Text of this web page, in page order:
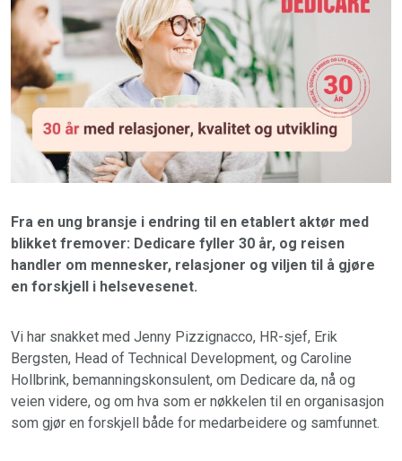
Fra en ung bransje i endring til en etablert aktør med
blikket fremover: Dedicare fyller 30 år, og reisen
handler om mennesker, relasjoner og viljen til å gjøre
en forskjell i helsevesenet.
Vi har snakket med Jenny Pizzignacco, HR-sjef, Erik
Bergsten, Head of Technical Development, og Caroline
Hollbrink, bemanningskonsulent, om Dedicare da, nå og
veien videre, og om hva som er nøkkelen til en organisasjon
som gjør en forskjell både for medarbeidere og samfunnet.